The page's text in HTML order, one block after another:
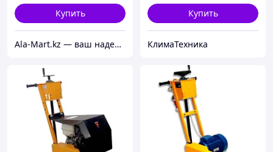
Купить
Ala-Mart.kz — ваш надежный партнер в мире качественных товаров.
Купить
КлимаТехника